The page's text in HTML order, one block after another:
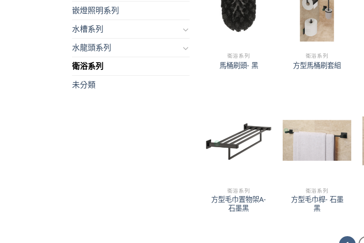
嵌燈照明系列
水槽系列
水龍頭系列
衛浴系列
未分類
衛浴系列
馬桶刷頭- 黑
衛浴系列
方型馬桶刷套組
衛浴系列
方型毛巾置物架A-
石墨黑
衛浴系列
方型毛巾桿- 石墨
黑